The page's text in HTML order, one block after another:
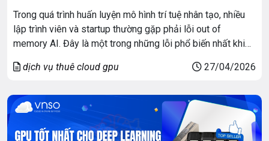
Trong quá trình huấn luyện mô hình trí tuệ nhân tạo, nhiều
lập trình viên và startup thường gặp phải lỗi out of
memory AI. Đây là một trong những lỗi phổ biến nhất khi
Việc xử lý lỗi này không chỉ liên […]
dịch vụ thuê cloud gpu 27/04/2026